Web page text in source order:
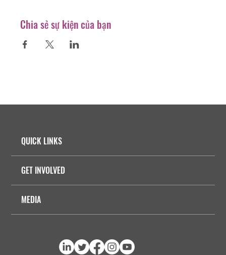
Chia sẻ sự kiện của bạn
QUICK LINKS
GET INVOLVED
MEDIA